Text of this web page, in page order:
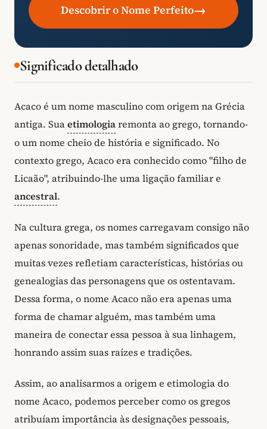
Descobrir o Nome Perfeito→
Significado detalhado
Acaco é um nome masculino com origem na Grécia
antiga. Suaetimologiaremonta ao grego, tornando-
o um nome cheio de história e significado. No
contexto grego, Acaco era conhecido como "filho de
Licaão", atribuindo-lhe uma ligação familiar e
ancestral.
Na cultura grega, os nomes carregavam consigo não
apenas sonoridade, mas também significados que
muitas vezes refletiam características, histórias ou
genealogias das personagens que os ostentavam.
Dessa forma, o nome Acaco não era apenas uma
forma de chamar alguém, mas também uma
maneira de conectar essa pessoa à sua linhagem,
honrando assim suas raízes e tradições.
Assim, ao analisarmos a origem e etimologia do
nome Acaco, podemos perceber como os gregos
atribuíam importância às designações pessoais,